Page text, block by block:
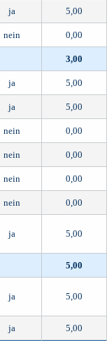
ja 5,00
nein 0,00
3,00
ja 5,00
ja 5,00
nein 0,00
nein 0,00
nein 0,00
nein 0,00
ja 5,00
5,00
ja 5,00
ja 5,00